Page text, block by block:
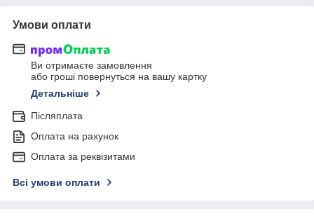
Умови оплати
Ви отримаєте замовлення
або гроші повернуться на вашу картку
Детальніше
Післяплата
Оплата на рахунок
Оплата за реквізитами
Всі умови оплати